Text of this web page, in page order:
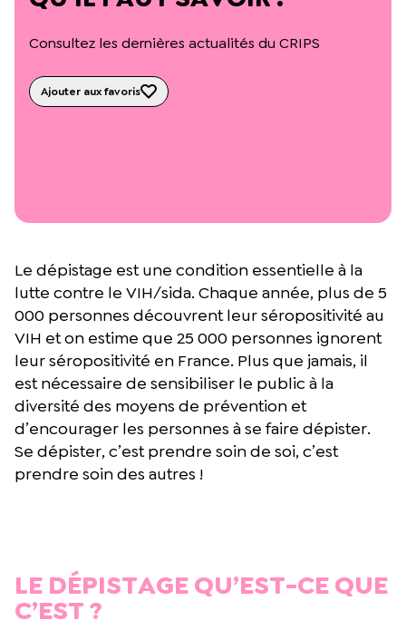
Podcast 🎙️
L’équipe du Crips
Rapports d’activité et financiers
Projets réalisés avec nos partenaires
Consultez les dernières actualités du CRIPS
Ajouter aux favoris
Le dépistage est une condition essentielle à la
lutte contre le VIH/sida. Chaque année, plus de 5
000 personnes découvrent leur séropositivité au
VIH et on estime que 25 000 personnes ignorent
leur séropositivité en France. Plus que jamais, il
est nécessaire de sensibiliser le public à la
diversité des moyens de prévention et
d’encourager les personnes à se faire dépister.
Se dépister, c’est prendre soin de soi, c’est
prendre soin des autres !
LE DÉPISTAGE QU’EST-CE QUE
C’EST ?